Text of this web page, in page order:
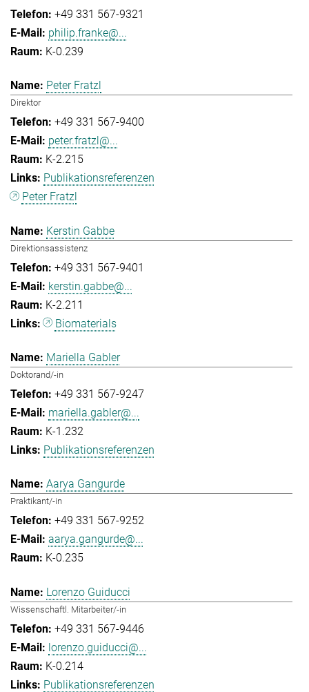
+49 331 567-9321
philip.franke@...
K-0.239
Peter Fratzl
Direktor
+49 331 567-9400
peter.fratzl@...
K-2.215
Publikationsreferenzen
Peter Fratzl
Kerstin Gabbe
Direktionsassistenz
+49 331 567-9401
kerstin.gabbe@...
K-2.211
Biomaterials
Mariella Gabler
Doktorand/-in
+49 331 567-9247
mariella.gabler@...
K-1.232
Publikationsreferenzen
Aarya Gangurde
Praktikant/-in
+49 331 567-9252
aarya.gangurde@...
K-0.235
Lorenzo Guiducci
Wissenschaftl. Mitarbeiter/-in
+49 331 567-9446
lorenzo.guiducci@...
K-0.214
Publikationsreferenzen